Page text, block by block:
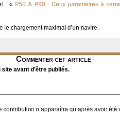
: « P50 & P90 : Deux paramètres à
le chargement maximal d’un navire.
Commenter cet article
avant d'être publiés.
n’apparaîtra qu’après avoir été